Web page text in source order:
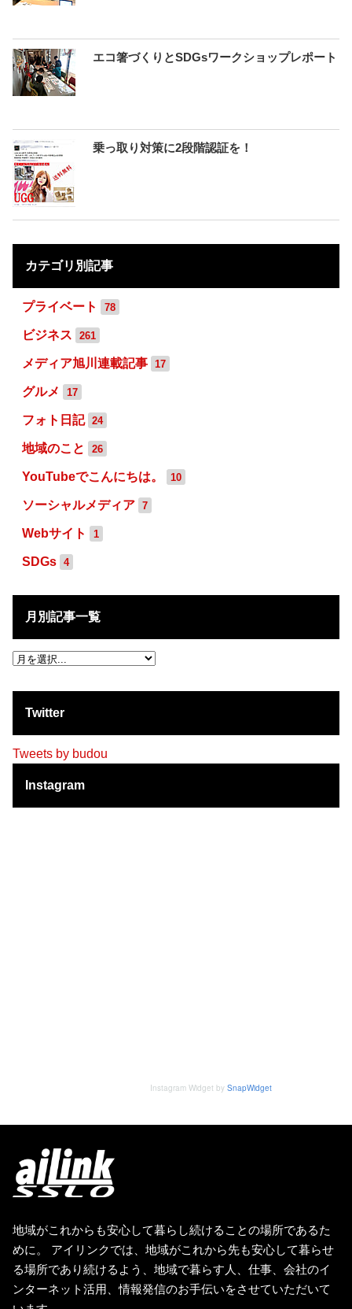
エコ箸づくりとSDGsワークショップレポート
乗っ取り対策に2段階認証を！
カテゴリ別記事
プライベート 78
ビジネス 261
メディア旭川連載記事 17
グルメ 17
フォト日記 24
地域のこと 26
YouTubeでこんにちは。 10
ソーシャルメディア 7
Webサイト 1
SDGs 4
月別記事一覧
Twitter
Tweets by budou
Instagram
Instagram Widget by SnapWidget
地域がこれからも安心して暮らし続けることの場所であるた
めに。 アイリンクでは、地域がこれから先も安心して暮らせ
る場所であり続けるよう、地域で暮らす人、仕事、会社のイ
ンターネット活用、情報発信のお手伝いをさせていただいて